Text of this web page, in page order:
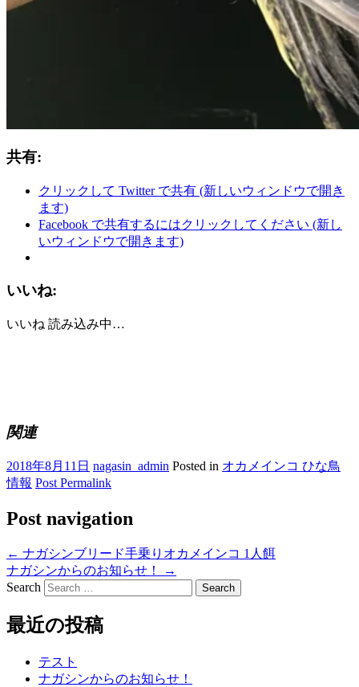
共有:
クリックして Twitter で共有 (新しいウィンドウで開き
ます)
Facebook で共有するにはクリックしてください (新し
いウィンドウで開きます)
いいね:
いいね 読み込み中…
関連
2018年8月11日 nagasin_admin Posted in オカメインコ ひな鳥
情報 Post Permalink
Post navigation
← ナガシンブリード手乗りオカメインコ 1人餌
ナガシンからのお知らせ！
→
Search
最近の投稿
テスト
ナガシンからのお知らせ！